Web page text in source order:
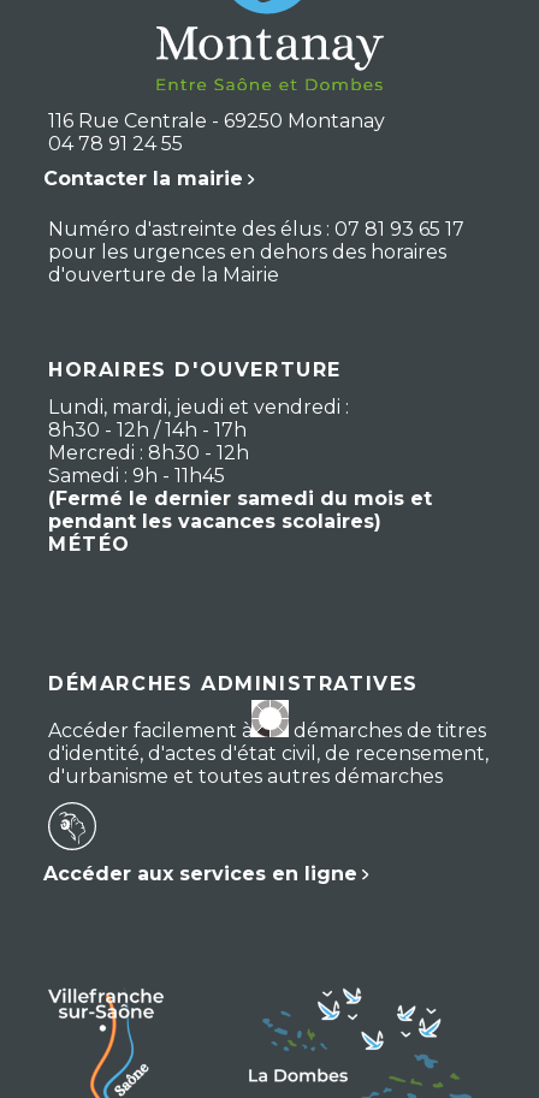
116 Rue Centrale - 69250 Montanay
04 78 91 24 55
Contacter la mairie
Numéro d'astreinte des élus : 07 81 93 65 17
pour les urgences en dehors des horaires
d'ouverture de la Mairie
HORAIRES D'OUVERTURE
Lundi, mardi, jeudi et vendredi :
8h30 - 12h / 14h - 17h
Mercredi : 8h30 - 12h
Samedi : 9h - 11h45
(Fermé le dernier samedi du mois et
pendant les vacances scolaires)
MÉTÉO
DÉMARCHES ADMINISTRATIVES
Accéder facilement à vos démarches de titres
d'identité, d'actes d'état civil, de recensement,
d'urbanisme et toutes autres démarches
Accéder aux services en ligne